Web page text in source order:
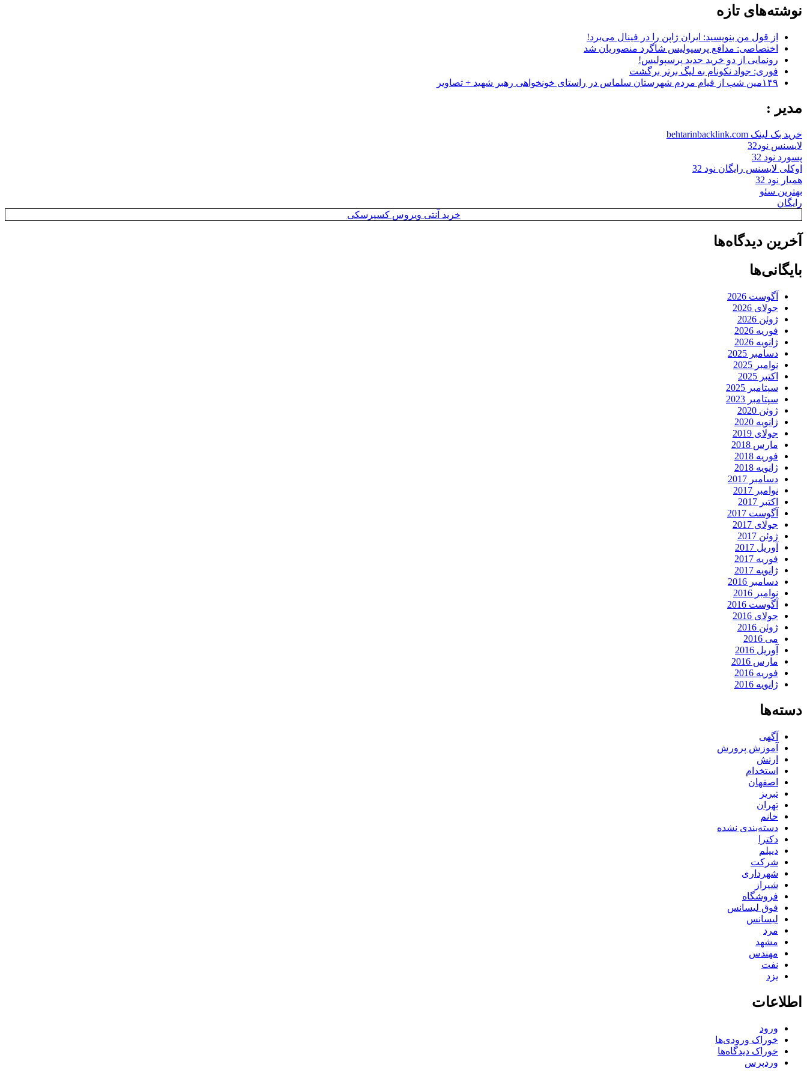
نوشته‌های تازه
از قول من بنویسید: ایران ژاپن را در فینال می‌برد!
اختصاصی: مدافع پرسپولیس شاگرد منصوریان شد
رونمایی از دو خرید جدید پرسپولیس!
فوری: جواد نکونام به لیگ برتر برگشت
۱۴۹مین شب از قیام مردم شهرستان سلماس در راستای خونخواهی رهبر شهید + تصاویر
مدیر :
خرید بک لینک behtarinbacklink.com
لایسنس نود32
پسورد نود 32
اوکلی لایسنس رایگان نود 32
همیار نود 32
بهترین سئو
رایگان
خرید آنتی ویروس کسپرسکی
آخرین دیدگاه‌ها
بایگانی‌ها
آگوست 2026
جولای 2026
ژوئن 2026
فوریه 2026
ژانویه 2026
دسامبر 2025
نوامبر 2025
اکتبر 2025
سپتامبر 2025
سپتامبر 2023
ژوئن 2020
ژانویه 2020
جولای 2019
مارس 2018
فوریه 2018
ژانویه 2018
دسامبر 2017
نوامبر 2017
اکتبر 2017
آگوست 2017
جولای 2017
ژوئن 2017
آوریل 2017
فوریه 2017
ژانویه 2017
دسامبر 2016
نوامبر 2016
آگوست 2016
جولای 2016
ژوئن 2016
می 2016
آوریل 2016
مارس 2016
فوریه 2016
ژانویه 2016
دسته‌ها
آگهی
آموزش پرورش
ارتش
استخدام
اصفهان
تبریز
تهران
خانم
دسته‌بندی نشده
دکترا
دیپلم
شرکت
شهرداری
شیراز
فروشگاه
فوق لیسانس
لیسانس
مرد
مشهد
مهندس
نفت
یزد
اطلاعات
ورود
خوراک ورودی‌ها
خوراک دیدگاه‌ها
وردپرس